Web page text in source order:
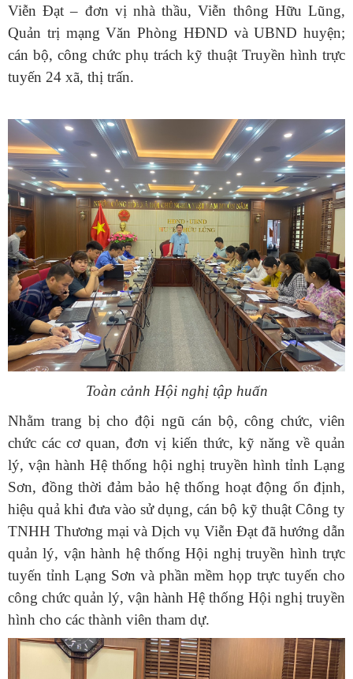
Viễn Đạt – đơn vị nhà thầu, Viễn thông Hữu Lũng,
Quản trị mạng Văn Phòng HĐND và UBND huyện;
cán bộ, công chức phụ trách kỹ thuật Truyền hình trực
tuyến 24 xã, thị trấn.
Toàn cảnh Hội nghị tập huấn
Nhằm trang bị cho đội ngũ cán bộ, công chức, viên
chức các cơ quan, đơn vị kiến thức, kỹ năng về quản
lý, vận hành Hệ thống hội nghị truyền hình tỉnh Lạng
Sơn, đồng thời đảm bảo hệ thống hoạt động ổn định,
hiệu quả khi đưa vào sử dụng, cán bộ kỹ thuật Công ty
TNHH Thương mại và Dịch vụ Viễn Đạt đã hướng dẫn
quản lý, vận hành hệ thống Hội nghị truyền hình trực
tuyến tỉnh Lạng Sơn và phần mềm họp trực tuyến cho
công chức quản lý, vận hành Hệ thống Hội nghị truyền
hình cho các thành viên tham dự.